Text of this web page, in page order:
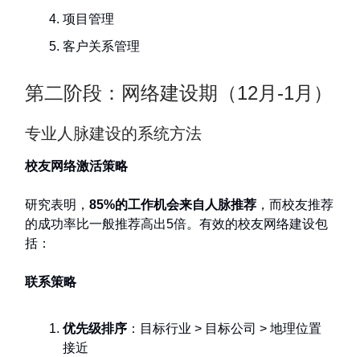
项目管理
客户关系管理
第二阶段：网络建设期（12月-1月）
专业人脉建设的系统方法
校友网络激活策略
研究表明， 85%的工作机会来自人脉推荐 ，而校友推荐
的成功率比一般推荐高出5倍。有效的校友网络建设包
括：
联系策略
优先级排序 ：目标行业 > 目标公司 > 地理位置
接近